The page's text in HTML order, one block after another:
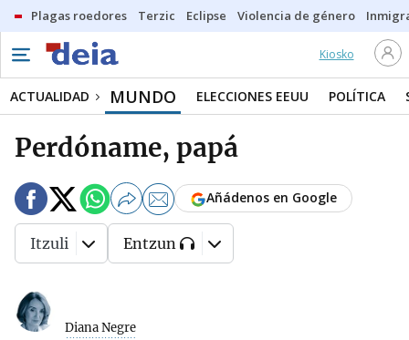
Plagas roedores Terzic Eclipse Violencia de género
Kiosko
ACTUALIDAD MUNDO ELECCIONES EEUU POLÍTICA
Perdóname, papá
Diana Negre
Añádenos en Google
Itzuli Entzun